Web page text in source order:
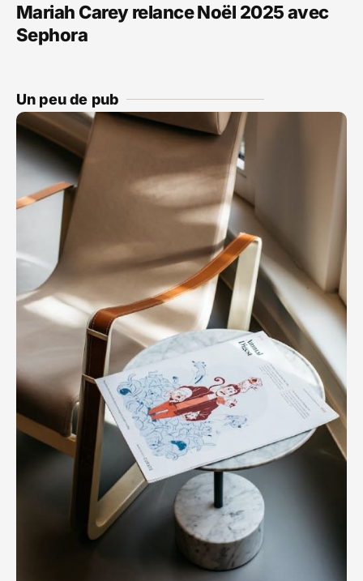
Mariah Carey relance Noël 2025 avec
Sephora
Un peu de pub